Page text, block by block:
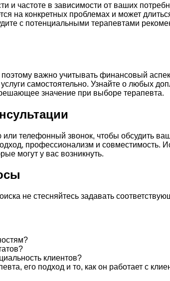
и частоте в зависимости от ваших
на конкретных проблемах и может
с потенциальными терапевтами
важно учитывать финансовый
самостоятельно. Узнайте о любых
значение при выборе терапевта.
телефонный звонок, чтобы обсудить
профессионализм и совместимость.
могут у вас возникнуть.
не стесняйтесь задавать
клиентов?
его подход и то, как он работает с